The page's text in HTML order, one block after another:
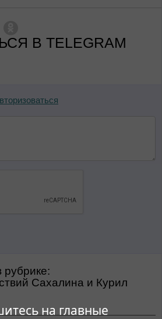
на главные
В TELEGRAM
Сахалина и Курил